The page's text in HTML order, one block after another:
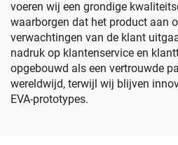
voeren wij een grondige
waarborgen dat het product aan
verwachtingen van de klant
nadruk op klantenservice en
opgebouwd als een vertrouwde
wereldwijd, terwijl wij blijven
EVA-prototypes.